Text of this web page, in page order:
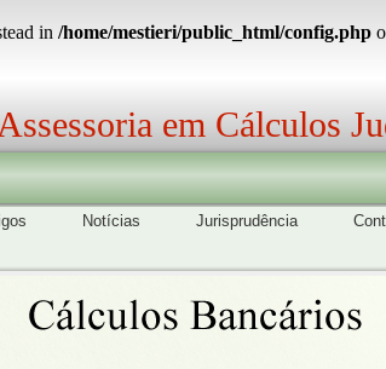
in /home/mestieri/public_html/config.php
em Cálculos
Notícias Jurisprudência